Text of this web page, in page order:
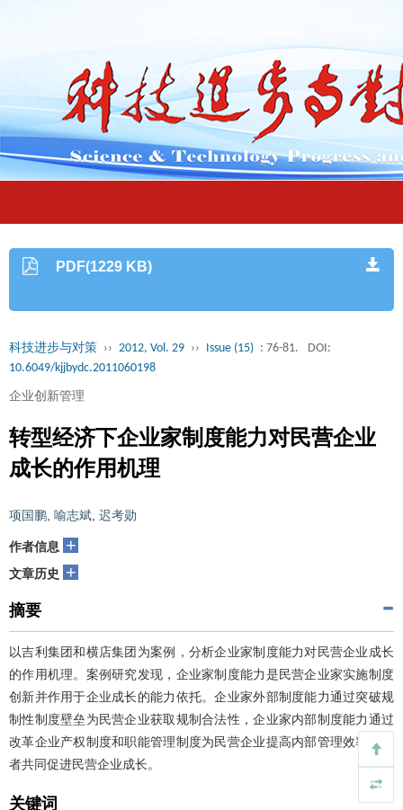
PDF(1229 KB)
科技进步与对策 ›› 2012, Vol. 29 ›› Issue (15) : 76-81.
DOI:
10.6049/kjjbydc.2011060198
企业创新管理
转型经济下企业家制度能力对民营企业
成长的作用机理
项国鹏 喻志斌 迟考勋
作者信息 +
文章历史 +
摘要
以吉利集团和横店集团为案例，分析企业家制度能力对民营企业成长
的作用机理。案例研究发现，企业家制度能力是民营企业家实施制度
创新并作用于企业成长的能力依托。企业家外部制度能力通过突破规
制性制度壁垒为民营企业获取规制合法性，企业家内部制度能力通过
改革企业产权制度和职能管理制度为民营企业提高内部管理效率，两
者共同促进民营企业成长。
关键词